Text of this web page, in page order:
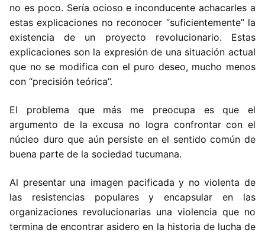
no es poco. Sería ocioso e inconducente achacarles a
estas explicaciones no reconocer “suficientemente” la
existencia de un proyecto revolucionario. Estas
explicaciones son la expresión de una situación actual
que no se modifica con el puro deseo, mucho menos
con “precisión teórica”.
El problema que más me preocupa es que el
argumento de la excusa no logra confrontar con el
núcleo duro que aún persiste en el sentido común de
buena parte de la sociedad tucumana.
Al presentar una imagen pacificada y no violenta de
las resistencias populares y encapsular en las
organizaciones revolucionarias una violencia que no
termina de encontrar asidero en la historia de lucha de